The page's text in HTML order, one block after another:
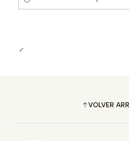
Cantidad
VOLVER